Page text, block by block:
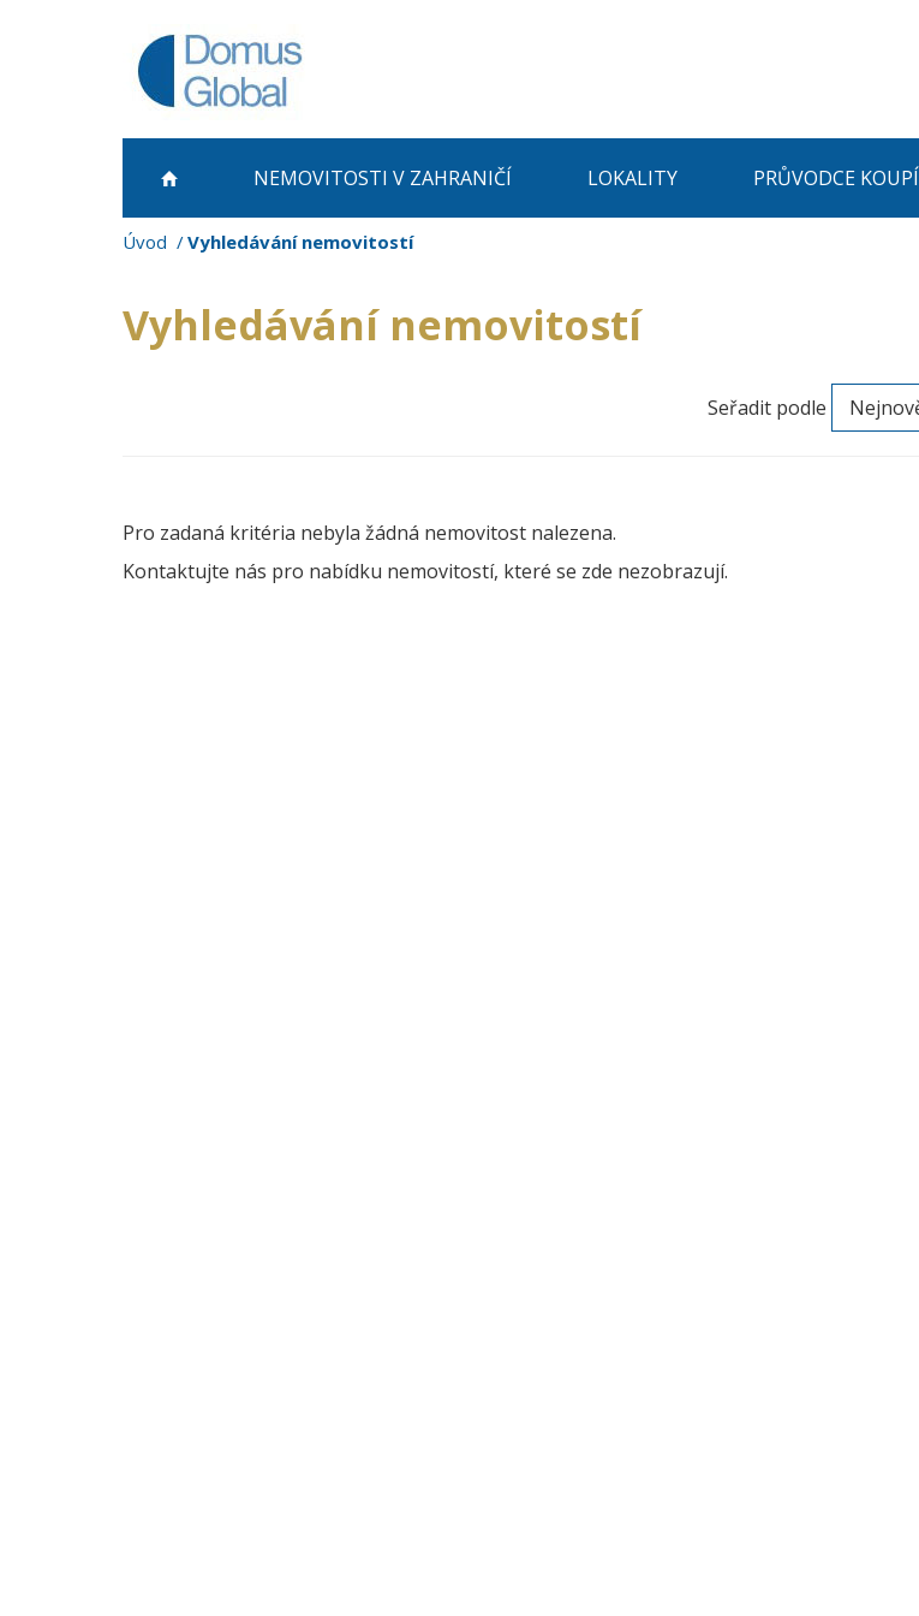
NEMOVITOSTI V ZAHRANIČÍ LOKALITY PRŮVODCE KOUPÍ
Úvod Vyhledávání nemovitostí
Vyhledávání nemovitostí
Seřadit podle
Pro zadaná kritéria nebyla žádná nemovitost nalezena.
Kontaktujte nás pro nabídku nemovitostí, které se zde nezobrazují.